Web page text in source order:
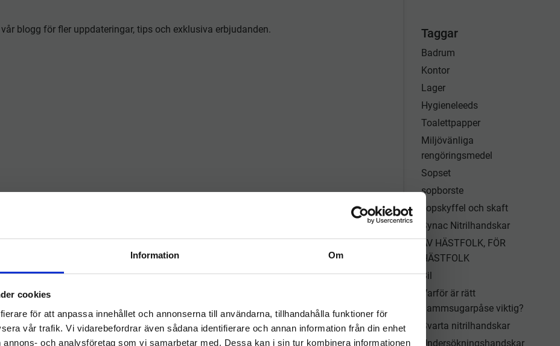
Information Om
cookies
för att anpassa innehållet och annonserna till användarna, tillhandahålla funktioner för
vår trafik. Vi vidarebefordrar även sådana identifierare och annan information från din enhet
och analysföretag som vi samarbetar med. Dessa kan i sin tur kombinera informationen
blogg för fler uppdateringar, tips och exklusiva erbjudanden.
Taggar
Badrum
Kontor
Lager
Hygieneleeds
Toalettpapper
Miljövänliga
rengöringsmedel
Sopset
sopborste
sopskyffel och skaft
Synac Nitrilhandskar
AV HÄSTFOLK, FÖR
HÄSTFOLK
Bil
Varför är rätt
dammsugarpåse viktig?
Svarta nitrilhandskar
Undersökningshandskar
hygieneleeds.se
Vill du handla som företag eller privatperson?